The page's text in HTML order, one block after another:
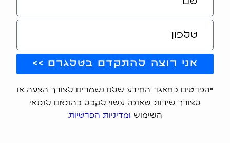
אני רוצה להתקדם בטלגרם >>
*הפרטים במאגר המידע שלנו נשמרים לצורך הצעה או
לצורך שירות שאתה עשוי לקבל בהתאם לתנאי
השימוש
ומדיניות הפרטיות